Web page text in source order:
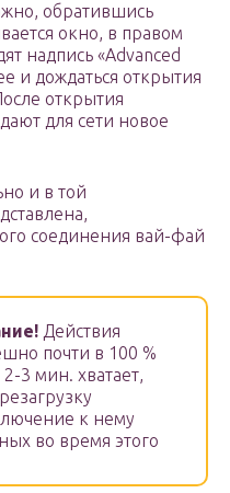
обратившись
окно, в правом
надпись «Advanced
и дождаться открытия
открытия
для сети новое
и в той
соединения вай-фай
Действия
почти в 100 %
3 мин. хватает,
к нему
во время этого